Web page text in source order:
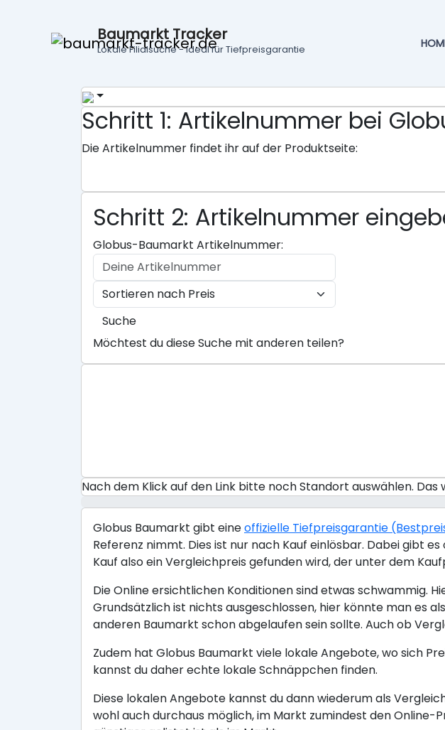
Baumarkt Tracker
Lokale Filialsuche - ideal für Tiefpreisgarantie
Schritt 1: Artikelnummer bei
Die Artikelnummer findet ihr auf der Produktseite:
Schritt 2: Artikelnummer
Globus-Baumarkt Artikelnummer:
Suche
Möchtest du diese Suche mit anderen teilen?
Nach dem Klick auf den Link bitte noch Standort auswählen.
Globus Baumarkt gibt eineoffizielle Tiefpreisgarantie
Referenz nimmt. Dies ist nur nach Kauf einlösbar. Dabei gibt
Kauf also ein Vergleichpreis gefunden wird, der unter dem
Die Online ersichtlichen Konditionen sind etwas schwammig.
Grundsätzlich ist nichts ausgeschlossen, hier könnte man es
anderen Baumarkt schon abgelaufen sein sollte. Auch ob
Zudem hat Globus Baumarkt viele lokale Angebote, wo sich
kannst du daher echte lokale Schnäppchen finden.
Diese lokalen Angebote kannst du dann wiederum als
wohl auch durchaus möglich, im Markt zumindest den Online-